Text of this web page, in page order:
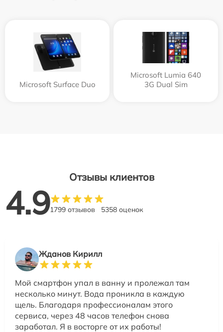
Microsoft Surface Duo
Microsoft Lumia 640
3G Dual Sim
Отзывы клиентов
4.91799 отзывов 5358 оценок
Жданов Кирилл
Мой смартфон упал в ванну и пролежал там
несколько минут. Вода проникла в каждую
щель. Благодаря профессионалам этого
сервиса, через 48 часов телефон снова
заработал. Я в восторге от их работы!